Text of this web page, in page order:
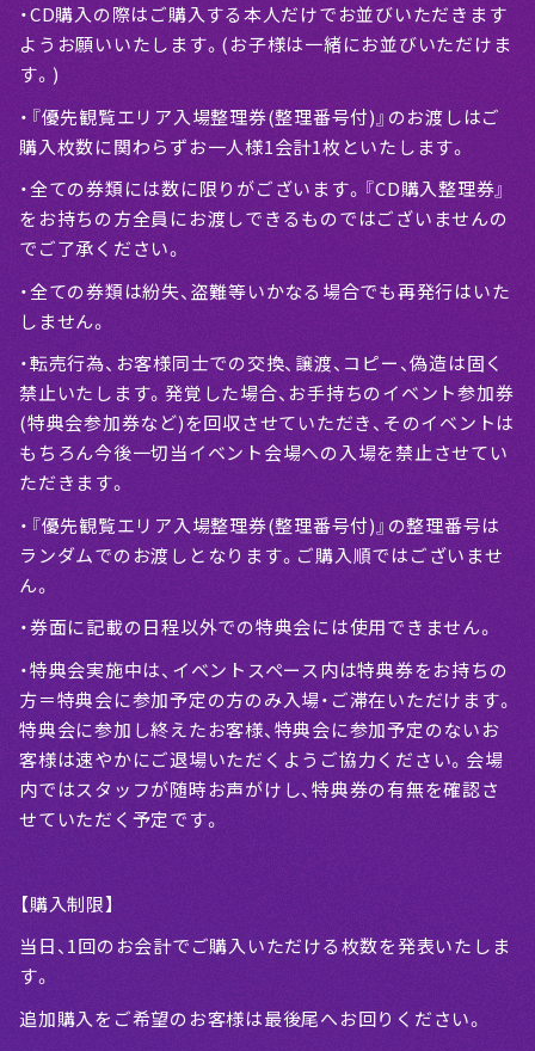
・CD購入の際はご購入する本人だけでお並びいただきます
ようお願いいたします。(お子様は一緒にお並びいただけま
す。)
・『優先観覧エリア入場整理券(整理番号付)』のお渡しはご
購入枚数に関わらずお一人様1会計1枚といたします。
・全ての券類には数に限りがございます。『CD購入整理券』
をお持ちの方全員にお渡しできるものではございませんの
でご了承ください。
・全ての券類は紛失、盗難等いかなる場合でも再発行はいた
しません。
・転売行為、お客様同士での交換、譲渡、コピー、偽造は固く
禁止いたします。発覚した場合、お手持ちのイベント参加券
(特典会参加券など)を回収させていただき、そのイベントは
もちろん今後一切当イベント会場への入場を禁止させてい
ただきます。
・『優先観覧エリア入場整理券(整理番号付)』の整理番号は
ランダムでのお渡しとなります。ご購入順ではございませ
ん。
・券面に記載の日程以外での特典会には使用できません。
・特典会実施中は、イベントスペース内は特典券をお持ちの
方＝特典会に参加予定の方のみ入場・ご滞在いただけます。
特典会に参加し終えたお客様、特典会に参加予定のないお
客様は速やかにご退場いただくようご協力ください。会場
内ではスタッフが随時お声がけし、特典券の有無を確認さ
せていただく予定です。
【購入制限】
当日、1回のお会計でご購入いただける枚数を発表いたしま
す。
追加購入をご希望のお客様は最後尾へお回りください。